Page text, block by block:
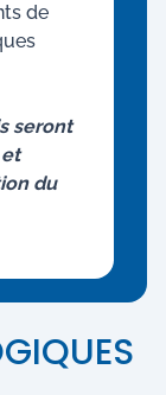
de
du